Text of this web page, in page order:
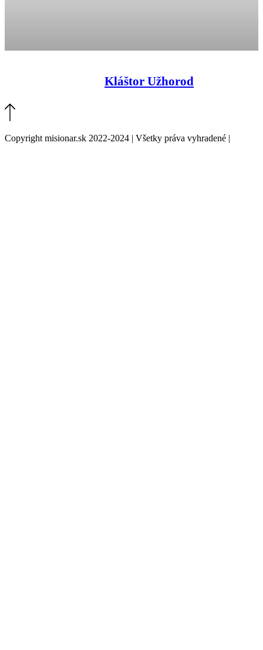
Kláštor Užhorod
Copyright misionar.sk 2022-2024 | Všetky práva vyhradené |